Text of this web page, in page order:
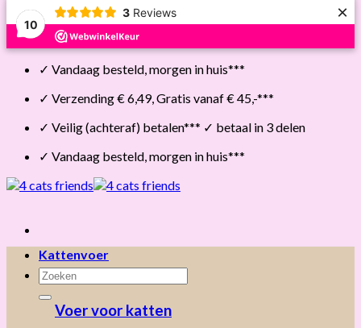
10
3 Reviews ×
Skip
✓ Vandaag besteld, morgen in huis***
✓ Verzending € 6,49, Gratis vanaf € 45,-***
✓ Veilig (achteraf) betalen*** ✓ betaal in 3 delen
✓ Vandaag besteld, morgen in huis***
Zoeken
naar:
Kattenvoer
Voer voor katten